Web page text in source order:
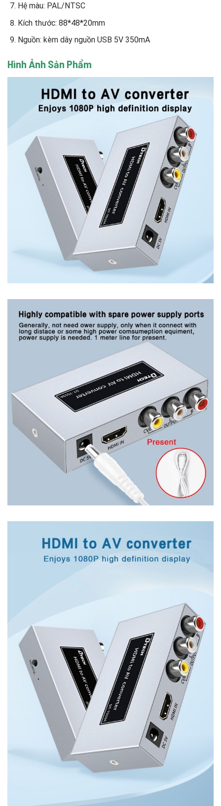
Hệ màu: PAL/NTSC
Kích thước: 88*48*20mm
Nguồn: kèm dây nguồn USB 5V 350mA
Hình Ảnh Sản Phẩm